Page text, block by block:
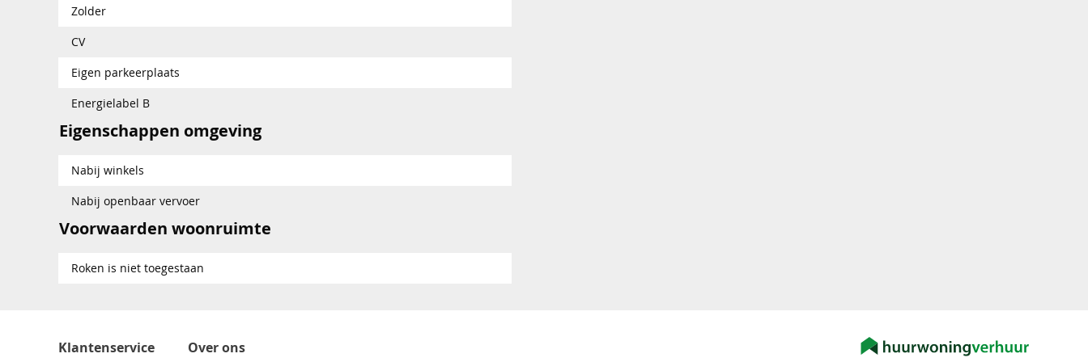
Zolder
CV
Eigen parkeerplaats
Energielabel B
Eigenschappen omgeving
Nabij winkels
Nabij openbaar vervoer
Voorwaarden woonruimte
Roken is niet toegestaan
Klantenservice
Over ons